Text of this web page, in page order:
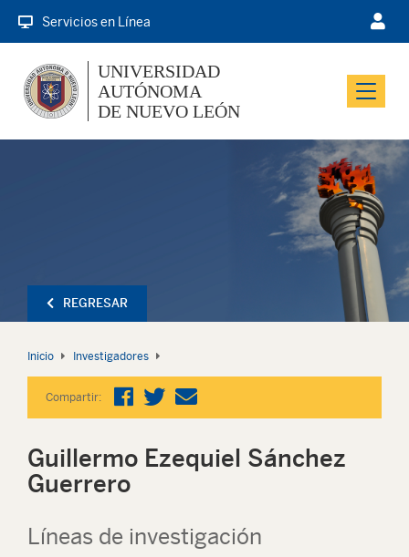
Servicios en Línea
Menu
UNIVERSIDAD
AUTÓNOMA
DE NUEVO LEÓN
REGRESAR
Inicio Investigadores
Compartir:
Guillermo Ezequiel Sánchez
Guerrero
Líneas de investigación